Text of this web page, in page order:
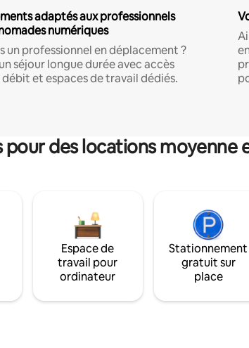
adaptés aux professionnels
numériques
un professionnel en déplacement ?
séjour longue durée avec accès
et espaces de travail dédiés.
des locations moyenne
Espace de
travail pour
ordinateur
Stationnement
gratuit sur
place